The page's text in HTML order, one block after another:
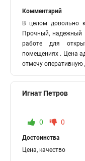
Комментарий
В целом довольно
Прочный, надежный
работе для
помещениях . Цена
отмечу оперативную
Игнат Петров
0 0
Достоинства
Цена, качество